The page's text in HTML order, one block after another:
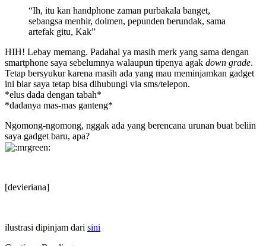
“Ih, itu kan handphone zaman purbakala banget,
sebangsa menhir, dolmen, pepunden berundak, sama
artefak gitu, Kak”
HIH! Lebay memang. Padahal ya masih merk yang sama dengan
smartphone saya sebelumnya walaupun tipenya agak down grade.
Tetap bersyukur karena masih ada yang mau meminjamkan gadget
ini biar saya tetap bisa dihubungi via sms/telepon.
*elus dada dengan tabah*
*dadanya mas-mas ganteng*
Ngomong-ngomong, nggak ada yang berencana urunan buat beliin
saya gadget baru, apa?
[devieriana]
ilustrasi dipinjam dari sini